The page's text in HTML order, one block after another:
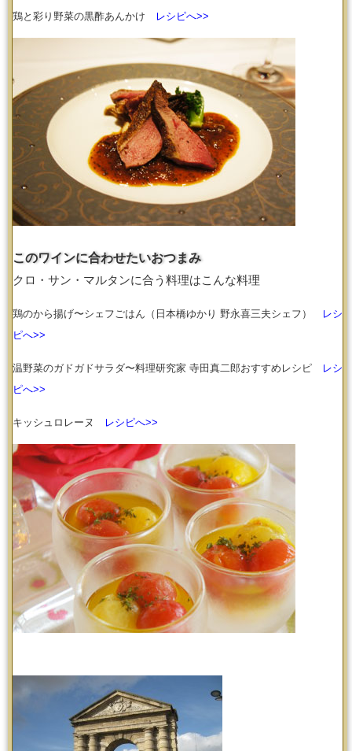
鶏と彩り野菜の黒酢あんかけ レシピへ>>
このワインに合わせたいおつまみ
クロ・サン・マルタンに合う料理はこんな料理
鶏のから揚げ〜シェフごはん（日本橋ゆかり 野永喜三夫シェフ）
レシ
ピへ>>
温野菜のガドガドサラダ〜料理研究家 寺田真二郎おすすめレシピ
レシ
ピへ>>
キッシュロレーヌ レシピへ>>